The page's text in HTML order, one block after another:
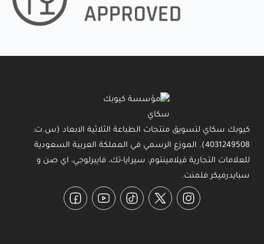
كيوبك سكاي لتسويق منتجات الطباعة الثلاثية الابعاد (س.ت:
4031249508). الموزع الرسمي في المملكة العربية السعودية
للعلامات التجارية فيلامينتوم، سيرايا-تك، فايبرلوجي، اي صن و
سبايدرميكر فلمنت.
Instagram
Twitter
TikTok
YouTube
Facebook